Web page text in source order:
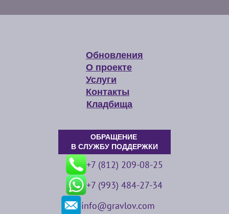
Обновления
О проекте
Услуги
Контакты
Кладбища
ОБРАЩЕНИЕ
В СЛУЖБУ ПОДДЕРЖКИ
+7 (812) 209-08-25
+7 (993) 484-27-34
info@gravlov.com